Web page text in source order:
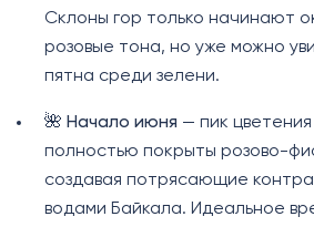
Склоны гор только начинают
розовые тона, но уже можно
пятна среди зелени.
🌺 Начало июня — пик цветения
полностью покрыты розово-
создавая потрясающие
водами Байкала. Идеальное